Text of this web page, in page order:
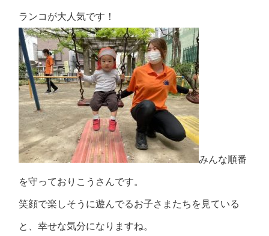
ランコが大人気です！
みんな順番
を守っておりこうさんです。
笑顔で楽しそうに遊んでるお子さまたちを見ている
と、幸せな気分になりますね。